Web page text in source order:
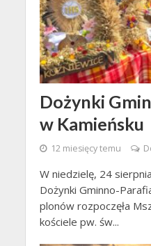
Dożynki
w Kamieńsku
12 miesięcy temu
W niedzielę, 24
Dożynki Gminno-
plonów rozpoczęła
kościele pw. św...